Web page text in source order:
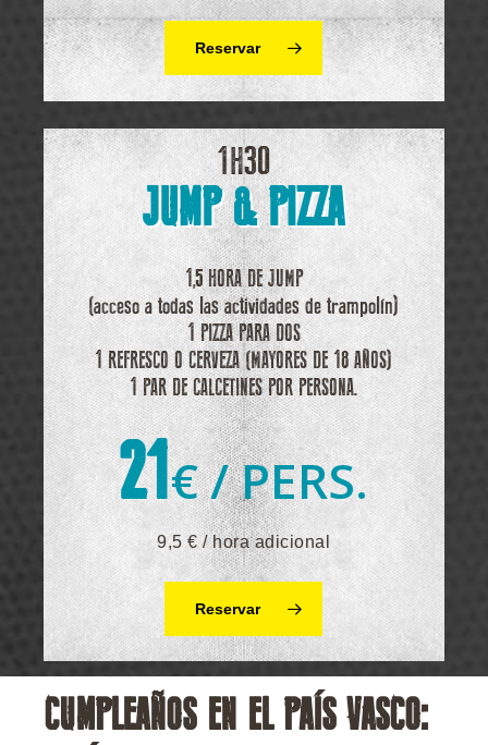
Reservar
1H30
JUMP & PIZZA
1,5 HORA DE JUMP
(acceso a todas las actividades de trampolín)
1 PIZZA PARA DOS
1 REFRESCO O CERVEZA (MAYORES DE 18 AÑOS)
1 PAR DE CALCETINES POR PERSONA.
21€ / PERS.
9,5 € / hora adicional
Reservar
CUMPLEAÑOS EN EL PAÍS VASCO: